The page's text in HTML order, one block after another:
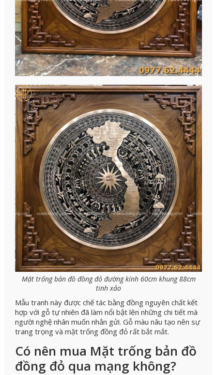
Mặt trống bản đồ đồng đỏ đường kính 60cm khung 88cm
tinh xảo
Mẫu tranh này được chế tác bằng đồng nguyên chất kết
hợp với gỗ tự nhiên đã làm nổi bật lên những chi tiết mà
người nghệ nhân muốn nhắn gửi. Gỗ màu nâu tạo nên sự
trang trọng và mặt trống đồng đỏ rất bắt mắt.
Có nên mua Mặt trống bản đồ
đồng đỏ qua mạng không?